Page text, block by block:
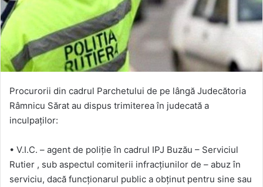
Procurorii din cadrul Parchetului de pe lângă Judecătoria
Râmnicu Sărat au dispus trimiterea în judecată a
inculpaților:
• V.I.C. – agent de poliție în cadrul IPJ Buzău – Serviciul
Rutier , sub aspectul comiterii infracțiunilor de – abuz în
serviciu, dacă funcționarul public a obținut pentru sine sau